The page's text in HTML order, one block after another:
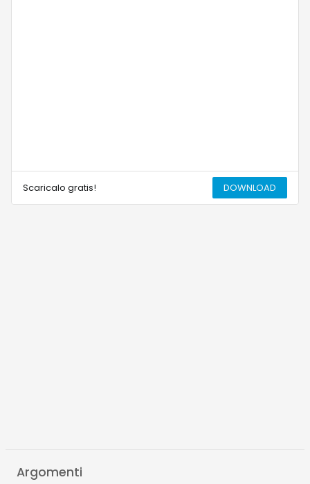
Scaricalo gratis! DOWNLOAD
Argomenti